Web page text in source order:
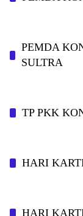
PEMDA
SULTRA
TP PKK
HARI
HARI